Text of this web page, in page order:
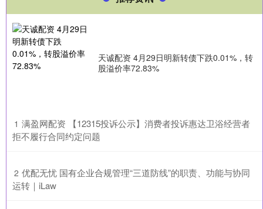
天诚配资 4月29日明新转债下跌0.01%，转
股溢价率72.83%
1 ​满盈网配资 【12315投诉公示】消费者投诉惠达卫浴经营者
拒不履行合同约定问题
2 ​优配无忧 国有企业合规管理“三道防线”的职责、功能与协同
运转｜iLaw